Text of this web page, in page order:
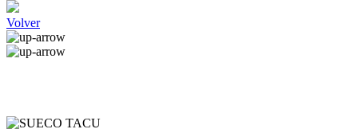
Volver